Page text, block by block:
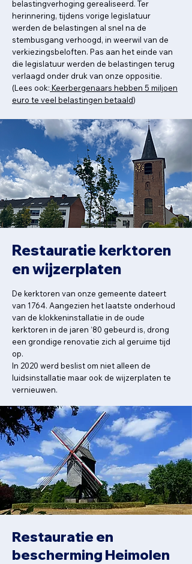
Restauratie kerktoren
en wijzerplaten
De kerktoren van onze gemeente dateert
van 1764. Aangezien het laatste onderhoud
van de klokkeninstallatie in de oude
kerktoren in de jaren ‘80 gebeurd is, drong
een grondige renovatie zich al geruime tijd
op.
In 2020 werd beslist om niet alleen de
luidsinstallatie maar ook de wijzerplaten te
vernieuwen.
belastingverhoging gerealiseerd. Ter
herinnering, tijdens vorige legislatuur
werden de belastingen al snel na de
stembusgang verhoogd, in weerwil van de
verkiezingsbeloften. Pas aan het einde van
die legislatuur werden de belastingen terug
verlaagd onder druk van onze oppositie.
(Lees ook: Keerbergenaars hebben 5 miljoen
euro te veel belastingen betaald)
Restauratie en
bescherming Heimolen